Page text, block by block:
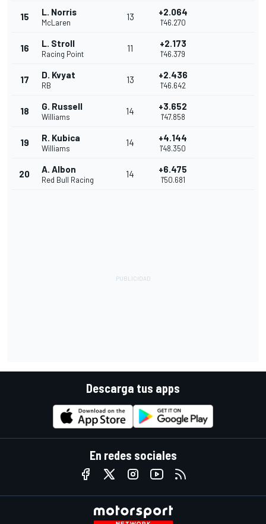
15 L. Norris
McLaren
13 +2.064
1'46.270
16 L. Stroll
Racing Point
11 +2.173
1'46.379
17 D. Kvyat
RB
13 +2.436
1'46.642
18 G. Russell
Williams
14 +3.652
1'47.858
19 R. Kubica
Williams
14 +4.144
1'48.350
20 A. Albon
Red Bull Racing
14 +6.475
1'50.681
Descarga tus apps
En redes sociales